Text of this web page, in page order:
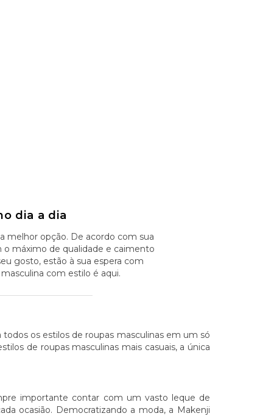
dia a dia
melhor opção. De acordo com sua
o máximo de qualidade e caimento
gosto, estão à sua espera com
com estilo é aqui.
os estilos de roupas masculinas em um só
de roupas masculinas mais casuais, a única
importante contar com um vasto leque de
ocasião. Democratizando a moda, a Makenji